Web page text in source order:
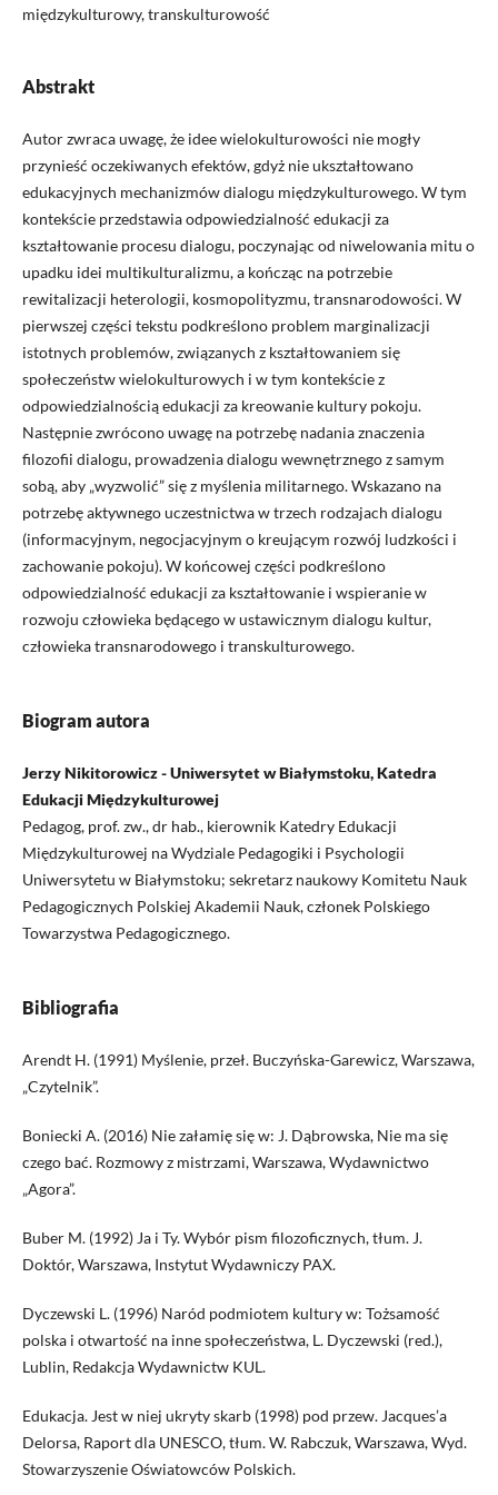
międzykulturowy, transkulturowość
Abstrakt
Autor zwraca uwagę, że idee wielokulturowości nie mogły
przynieść oczekiwanych efektów, gdyż nie ukształtowano
edukacyjnych mechanizmów dialogu międzykulturowego. W tym
kontekście przedstawia odpowiedzialność edukacji za
kształtowanie procesu dialogu, poczynając od niwelowania mitu o
upadku idei multikulturalizmu, a kończąc na potrzebie
rewitalizacji heterologii, kosmopolityzmu, transnarodowości. W
pierwszej części tekstu podkreślono problem marginalizacji
istotnych problemów, związanych z kształtowaniem się
społeczeństw wielokulturowych i w tym kontekście z
odpowiedzialnością edukacji za kreowanie kultury pokoju.
Następnie zwrócono uwagę na potrzebę nadania znaczenia
filozofii dialogu, prowadzenia dialogu wewnętrznego z samym
sobą, aby „wyzwolić” się z myślenia militarnego. Wskazano na
potrzebę aktywnego uczestnictwa w trzech rodzajach dialogu
(informacyjnym, negocjacyjnym o kreującym rozwój ludzkości i
zachowanie pokoju). W końcowej części podkreślono
odpowiedzialność edukacji za kształtowanie i wspieranie w
rozwoju człowieka będącego w ustawicznym dialogu kultur,
człowieka transnarodowego i transkulturowego.
Biogram autora
Jerzy Nikitorowicz - Uniwersytet w Białymstoku, Katedra
Edukacji Międzykulturowej
Pedagog, prof. zw., dr hab., kierownik Katedry Edukacji
Międzykulturowej na Wydziale Pedagogiki i Psychologii
Uniwersytetu w Białymstoku; sekretarz naukowy Komitetu Nauk
Pedagogicznych Polskiej Akademii Nauk, członek Polskiego
Towarzystwa Pedagogicznego.
Bibliografia
Arendt H. (1991) Myślenie, przeł. Buczyńska-Garewicz, Warszawa,
„Czytelnik”.
Boniecki A. (2016) Nie załamię się w: J. Dąbrowska, Nie ma się
czego bać. Rozmowy z mistrzami, Warszawa, Wydawnictwo
„Agora”.
Buber M. (1992) Ja i Ty. Wybór pism filozoficznych, tłum. J.
Doktór, Warszawa, Instytut Wydawniczy PAX.
Dyczewski L. (1996) Naród podmiotem kultury w: Tożsamość
polska i otwartość na inne społeczeństwa, L. Dyczewski (red.),
Lublin, Redakcja Wydawnictw KUL.
Edukacja. Jest w niej ukryty skarb (1998) pod przew. Jacques’a
Delorsa, Raport dla UNESCO, tłum. W. Rabczuk, Warszawa, Wyd.
Stowarzyszenie Oświatowców Polskich.